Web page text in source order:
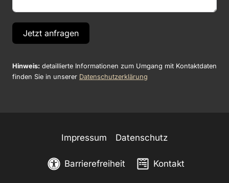
Jetzt anfragen
Hinweis: detaillierte Informationen zum Umgang mit Kontaktdaten
finden Sie in unserer Datenschutzerklärung
Impressum Datenschutz
Barrierefreiheit Kontakt